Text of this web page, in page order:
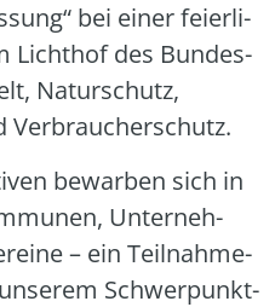
bei einer fei­er­li­
Licht­hof des Bun­des­
Natur­schutz,
Ver­brau­cher­schutz.
bewar­ben sich in
Unter­neh­
– ein Teil­nah­me­
Schwer­punkt­